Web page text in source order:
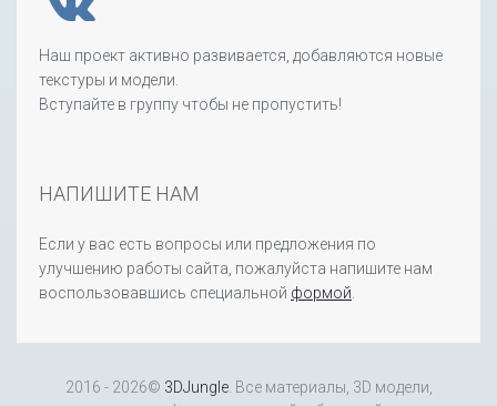
Наш проект активно развивается, добавляются новые
текстуры и модели.
Вступайте в группу чтобы не пропустить!
НАПИШИТЕ НАМ
Если у вас есть вопросы или предложения по
улучшению работы сайта, пожалуйста напишите нам
воспользовавшись специальной формой
2016 - 2026© 3DJungle. Все материалы, 3D модели,